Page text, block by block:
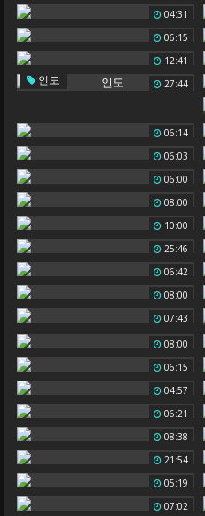
04:31
06:15
12:41
27:44
인도
06:14
06:03
06:00
08:00
10:00
25:46
06:42
08:00
07:43
08:00
06:15
04:57
06:21
08:38
21:54
05:19
07:02